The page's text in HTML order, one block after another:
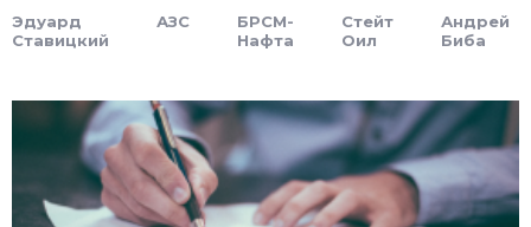
Эдуард
Ставицкий
АЗС
БРСМ-
Нафта
Стейт
Оил
Андрей
Биба